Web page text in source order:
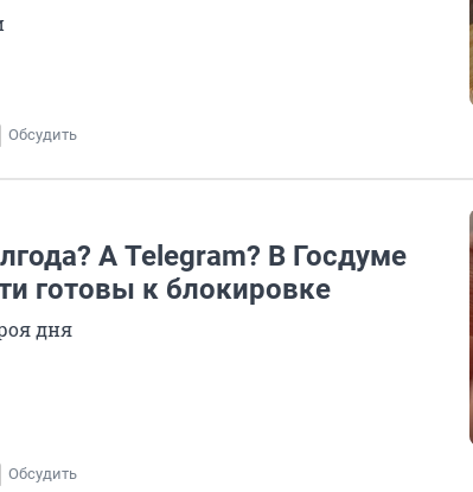
Обсудить
А Telegram? В Госдуме
готовы к блокировке
дня
Обсудить